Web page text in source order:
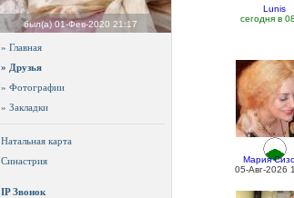
был(а)01-Фев-2020 21:17
» Главная
» Друзья
» Фотографии
» Закладки
Натальная карта
Синастрия
IP Звонок
Lunis
сегодня в
Мария
05-Авг-2026